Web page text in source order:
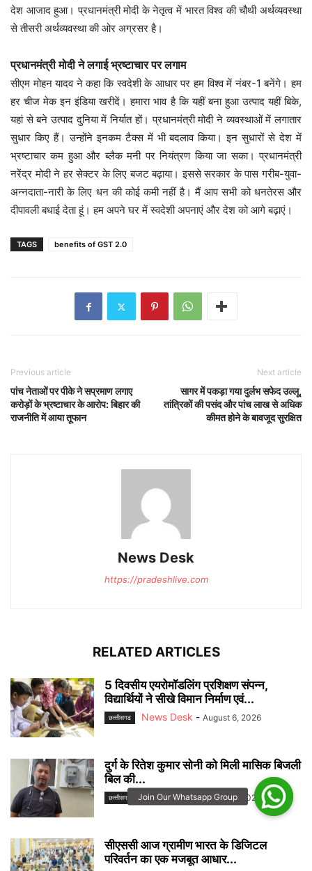
देश आजाद हुआ। प्रधानमंत्री मोदी के नेतृत्व में भारत विश्व की चौथी अर्थव्यवस्था
से तीसरी अर्थव्यवस्था की ओर अग्रसर है।
प्रधानमंत्री मोदी ने लगाई भ्रष्टाचार पर लगाम
सीएम मोहन यादव ने कहा कि स्वदेशी के आधार पर हम विश्व में नंबर-1 बनेंगे। हम
हर चीज मेक इन इंडिया खरीदें। हमारा भाव है कि यहीं बना हुआ उत्पाद यहीं बिके,
यहां से बने उत्पाद दुनिया में निर्यात हों। प्रधानमंत्री मोदी ने व्यवस्थाओं में लगातार
सुधार किए हैं। उन्होंने इनकम टैक्स में भी बदलाव किया। इन सुधारों से देश में
भ्रष्टाचार कम हुआ और ब्लैक मनी पर नियंत्रण किया जा सका। प्रधानमंत्री
नरेंद्र मोदी ने हर सेक्टर के लिए बजट बढ़ाया। इससे सरकार के पास गरीब-युवा-
अन्नदाता-नारी के लिए धन की कोई कमी नहीं है। मैं आप सभी को धनतेरस और
दीपावली बधाई देता हूं। हम अपने घर में स्वदेशी अपनाएं और देश को आगे बढ़ाएं।
TAGS benefits of GST 2.0
Previous article
पांच नेताओं पर पीके ने सप्रमाण लगाए
करोड़ों के भ्रष्टाचार के आरोप: बिहार की
राजनीति में आया तूफान
Next article
सागर में पकड़ा गया दुर्लभ सफेद उल्लू,
तांत्रिकों की पसंद और पांच लाख से अधिक
कीमत होने के बावजूद सुरक्षित
News Desk
https://pradeshlive.com
RELATED ARTICLES
5 दिवसीय एयरोमॉडलिंग प्रशिक्षण संपन्न,
विद्यार्थियों ने सीखे विमान निर्माण एवं...
छत्‍तीसगढ News Desk - August 6, 2026
दुर्ग के रितेश कुमार सोनी को मिली मासिक बिजली
बिल की...
छत्‍तीसगढ News Desk - August 6, 2026
सीएससी आज ग्रामीण भारत के डिजिटल
परिवर्तन का एक मजबूत आधार...